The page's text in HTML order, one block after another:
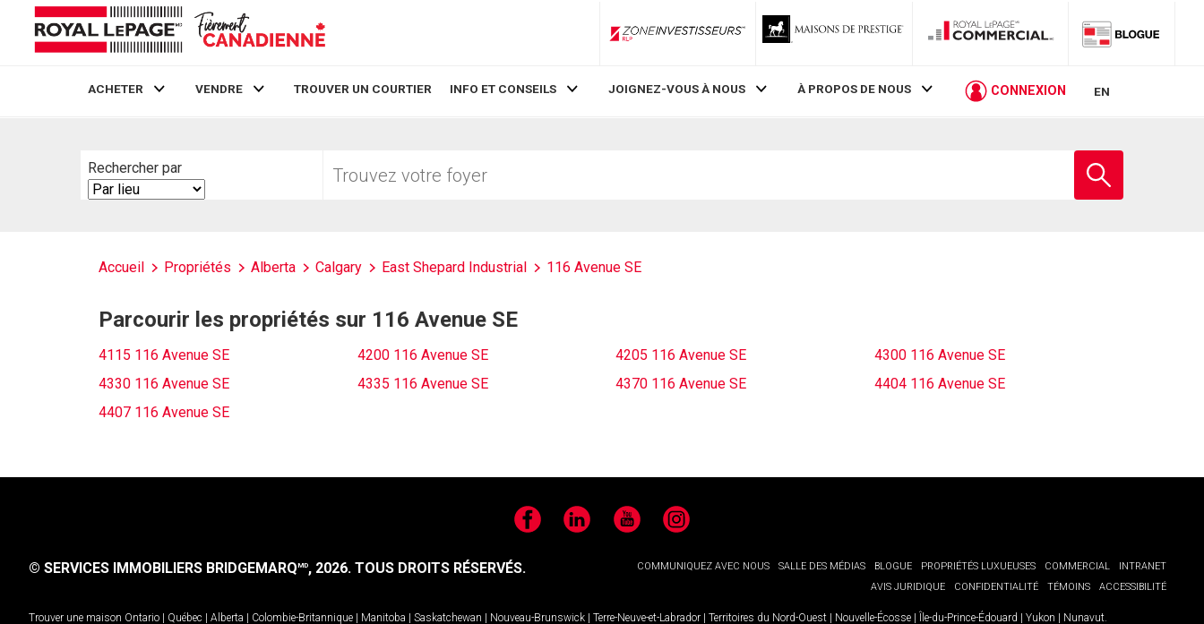
ZoneInvestisseurs RLP
ACHETER VENDRE TROUVER UN COURTIER INFO ET CONSEILS JOIGNEZ-VOUS À NOUS À PROPOS DE NOUS CONNEXION EN
Rechercher par
Search
By
votre
Accueil Propriétés Alberta Calgary East Shepard Industrial 116 Avenue SE
Parcourir les propriétés sur 116 Avenue SE
4115 116 Avenue SE 4200 116 Avenue SE 4205 116 Avenue SE
4300 116 Avenue SE
4330 116 Avenue SE
4335 116 Avenue SE 4370 116 Avenue SE
4404 116 Avenue SE
4407 116 Avenue SE
FacebookLinkedIn YouTubeInstagram
COMMUNIQUEZ AVEC NOUS SALLE DES MÉDIAS BLOGUE PROPRIÉTÉS LUXUEUSES COMMERCIAL
INTRANET
AVIS JURIDIQUE
CONFIDENTIALITÉ TÉMOINS ACCESSIBILITÉ
© SERVICES IMMOBILIERS BRIDGEMARQMD, 2026. TOUS DROITS RÉSERVÉS.
Trouver une maison Ontario | Québec | Alberta | Colombie-Britannique | Manitoba | Saskatchewan | Nouveau-Brunswick | Terre-Neuve-et-Labrador | Territoires du Nord-Ouest | Nouvelle-Écosse | Île-du-Prince-Édouard | Yukon | Nunavut